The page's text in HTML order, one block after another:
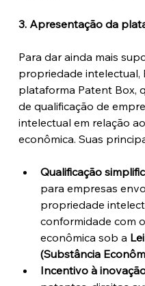
3. Apresentação da
Para dar ainda mais
propriedade intelectual,
plataforma Patent Box,
de qualificação de
intelectual em relação
econômica. Suas
Qualificação
para empresas
propriedade
conformidade com
econômica sob a
(Substância
Incentivo à